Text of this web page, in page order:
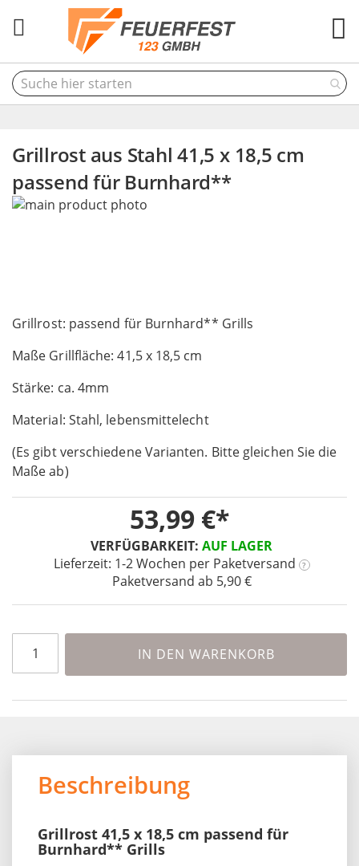
Grillrost aus Stahl 41,5 x 18,5 cm
passend für Burnhard**
Grillrost: passend für Burnhard** Grills
Maße Grillfläche: 41,5 x 18,5 cm
Stärke: ca. 4mm
Material: Stahl, lebensmittelecht
(Es gibt verschiedene Varianten. Bitte gleichen Sie die
Maße ab)
VERFÜGBARKEIT: AUF LAGER
Lieferzeit: 1-2 Wochen per Paketversand ?
Paketversand ab 5,90 €
53,99 €
IN DEN WARENKORB
Skip
gallery
to
beginning
the
images
gallery
Beschreibung
Grillrost 41,5 x 18,5 cm passend für
Burnhard** Grills